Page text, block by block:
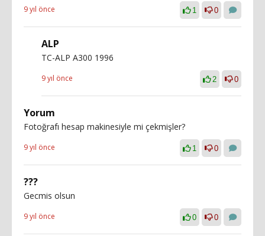
9 yıl önce 1 0
ALP
TC-ALP A300 1996
9 yıl önce 2 0
Yorum
Fotoğrafı hesap makinesiyle mi çekmişler?
9 yıl önce 1 0
???
Gecmis olsun
9 yıl önce 0 0